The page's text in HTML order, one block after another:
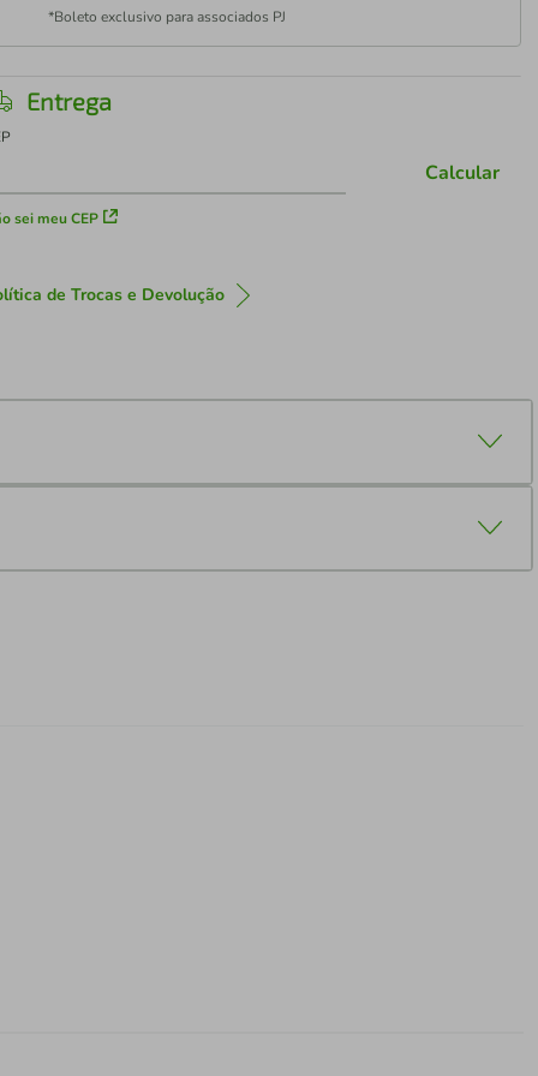
*Boleto exclusivo para associados PJ
Entrega
sei meu CEP
Calcular
de Trocas e Devolução